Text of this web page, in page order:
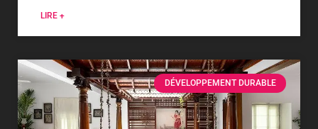
LIRE +
DÉVELOPPEMENT DURABLE